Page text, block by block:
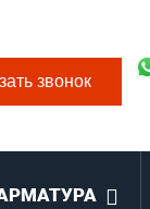
звонок